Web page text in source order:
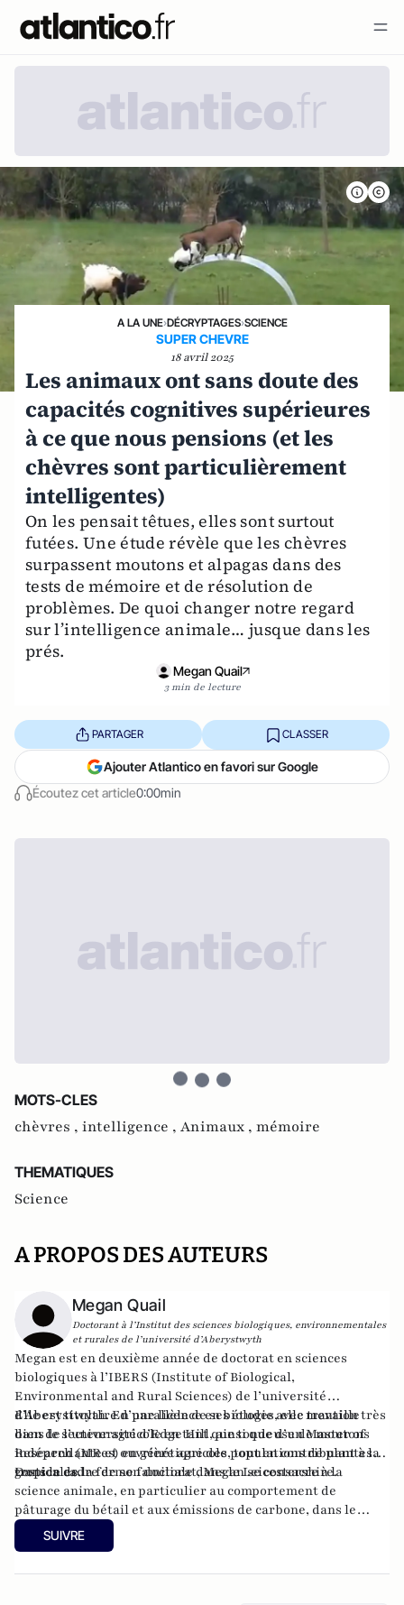
A LA UNE›DÉCRYPTAGES›SCIENCE
SUPER CHEVRE
18 avril 2025
Les animaux ont sans doute des
capacités cognitives supérieures
à ce que nous pensions (et les
chèvres sont particulièrement
intelligentes)
On les pensait têtues, elles sont surtout
futées. Une étude révèle que les chèvres
surpassent moutons et alpagas dans des
tests de mémoire et de résolution de
problèmes. De quoi changer notre regard
sur l’intelligence animale… jusque dans les
prés.
Megan Quail
3 min de lecture
Écoutez cet article0:00min
PARTAGER CLASSER
Ajouter Atlantico en favori sur Google
MOTS-CLES
chèvres , intelligence , Animaux , mémoire
THEMATIQUES
Science
A PROPOS DES AUTEURS
Megan Quail
Doctorant à l’Institut des sciences biologiques, environnementales
et rurales de l’université d’Aberystwyth
Megan est en deuxième année de doctorat en sciences
biologiques à l’IBERS (Institute of Biological,
Environmental and Rural Sciences) de l’université
d’Aberystwyth. En parallèle de ses études, elle travaille
dans le secteur agricole en tant que tondeuse de moutons
indépendante et ouvrière agricole, tout en contribuant à la
gestion de la ferme familiale dans le Leicestershire.
Elle est titulaire d’une licence en biologie avec mention très
bien de l’université d’Edge Hill, ainsi que d’un Master of
Research (MRes) en génétique des populations de plantes
tropicales.
Dans le cadre de son doctorat, Megan se consacre à la
science animale, en particulier au comportement de
pâturage du bétail et aux émissions de carbone, dans le
cadre des recherches menées au Pwllpeiran Upland
Research Centre.
SUIVRE